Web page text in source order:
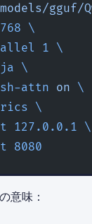
gguf/
\
1 \
\
attn
on \
\
127.0.0.1 \
8080
意味：